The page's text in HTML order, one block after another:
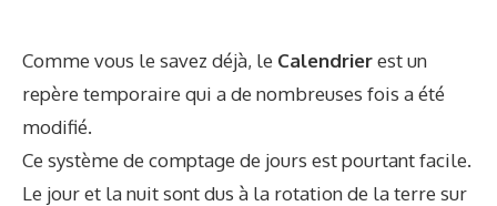
Comme vous le savez déjà, le Calendrierest un
repère temporaire qui a de nombreuses fois a été
modifié.
Ce système de comptage de jours est pourtant facile.
Le jour et la nuit sont dus à la rotation de la terre sur